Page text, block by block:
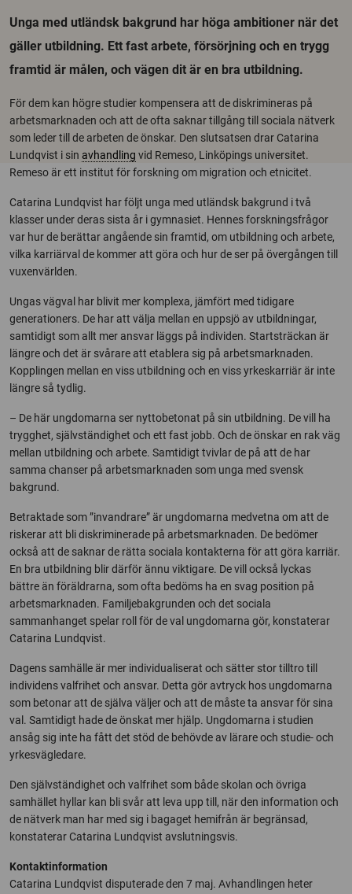
Unga med utländsk bakgrund har höga ambitioner när det
gäller utbildning. Ett fast arbete, försörjning och en trygg
framtid är målen, och vägen dit är en bra utbildning.
För dem kan högre studier kompensera att de diskrimineras på
arbetsmarknaden och att de ofta saknar tillgång till sociala nätverk
som leder till de arbeten de önskar. Den slutsatsen drar Catarina
Lundqvist i sin avhandling vid Remeso, Linköpings universitet.
Remeso är ett institut för forskning om migration och etnicitet.
Catarina Lundqvist har följt unga med utländsk bakgrund i två
klasser under deras sista år i gymnasiet. Hennes forskningsfrågor
var hur de berättar angående sin framtid, om utbildning och arbete,
vilka karriärval de kommer att göra och hur de ser på övergången till
vuxenvärlden.
Ungas vägval har blivit mer komplexa, jämfört med tidigare
generationers. De har att välja mellan en uppsjö av utbildningar,
samtidigt som allt mer ansvar läggs på individen. Startsträckan är
längre och det är svårare att etablera sig på arbetsmarknaden.
Kopplingen mellan en viss utbildning och en viss yrkeskarriär är inte
längre så tydlig.
– De här ungdomarna ser nyttobetonat på sin utbildning. De vill ha
trygghet, självständighet och ett fast jobb. Och de önskar en rak väg
mellan utbildning och arbete. Samtidigt tvivlar de på att de har
samma chanser på arbetsmarknaden som unga med svensk
bakgrund.
Betraktade som ”invandrare” är ungdomarna medvetna om att de
riskerar att bli diskriminerade på arbetsmarknaden. De bedömer
också att de saknar de rätta sociala kontakterna för att göra karriär.
En bra utbildning blir därför ännu viktigare. De vill också lyckas
bättre än föräldrarna, som ofta bedöms ha en svag position på
arbetsmarknaden. Familjebakgrunden och det sociala
sammanhanget spelar roll för de val ungdomarna gör, konstaterar
Catarina Lundqvist.
Dagens samhälle är mer individualiserat och sätter stor tilltro till
individens valfrihet och ansvar. Detta gör avtryck hos ungdomarna
som betonar att de själva väljer och att de måste ta ansvar för sina
val. Samtidigt hade de önskat mer hjälp. Ungdomarna i studien
ansåg sig inte ha fått det stöd de behövde av lärare och studie- och
yrkesvägledare.
Den självständighet och valfrihet som både skolan och övriga
samhället hyllar kan bli svår att leva upp till, när den information och
de nätverk man har med sig i bagaget hemifrån är begränsad,
konstaterar Catarina Lundqvist avslutningsvis.
Kontaktinformation
Catarina Lundqvist disputerade den 7 maj. Avhandlingen heter